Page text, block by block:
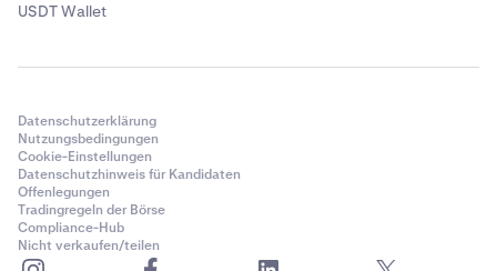
USDT Wallet
Datenschutzerklärung
Nutzungsbedingungen
Cookie-Einstellungen
Datenschutzhinweis für Kandidaten
Offenlegungen
Tradingregeln der Börse
Compliance-Hub
Nicht verkaufen/teilen